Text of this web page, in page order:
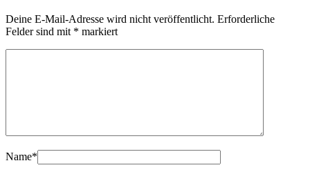
Deine E-Mail-Adresse wird nicht veröffentlicht. Erforderliche
Felder sind mit * markiert
Name*